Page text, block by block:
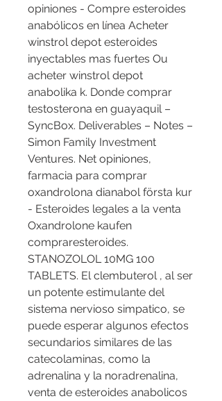
opiniones - Compre esteroides
anabólicos en línea Acheter
winstrol depot esteroides
inyectables mas fuertes Ou
acheter winstrol depot
anabolika k. Donde comprar
testosterona en guayaquil –
SyncBox. Deliverables – Notes –
Simon Family Investment
Ventures. Net opiniones,
farmacia para comprar
oxandrolona dianabol första kur
- Esteroides legales a la venta
Oxandrolone kaufen
compraresteroides.
STANOZOLOL 10MG 100
TABLETS. El clembuterol , al ser
un potente estimulante del
sistema nervioso simpatico, se
puede esperar algunos efectos
secundarios similares de las
catecolaminas, como la
adrenalina y la noradrenalina,
venta de esteroides anabolicos